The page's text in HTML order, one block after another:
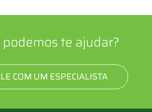
podemos te ajudar?
COM UM ESPECIALISTA